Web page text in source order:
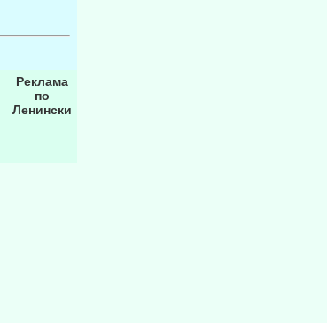
Реклама
по
Ленински